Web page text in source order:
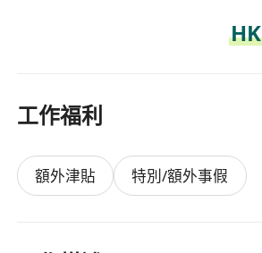
工作福利
額外津貼 特別/額外事假